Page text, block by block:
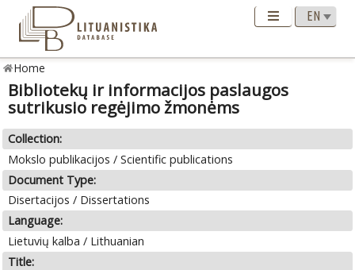
Home
Bibliotekų ir informacijos paslaugos
sutrikusio regėjimo žmonėms
Collection:
Mokslo publikacijos / Scientific publications
Document Type:
Disertacijos / Dissertations
Language:
Lietuvių kalba / Lithuanian
Title: